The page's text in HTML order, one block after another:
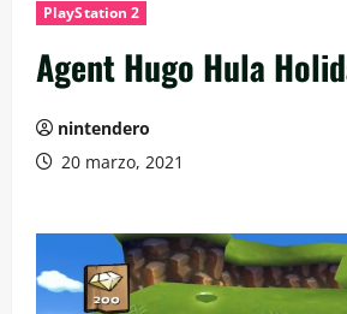
PlayStation 2
Agent Hugo Hula
nintendero
20 marzo, 2021